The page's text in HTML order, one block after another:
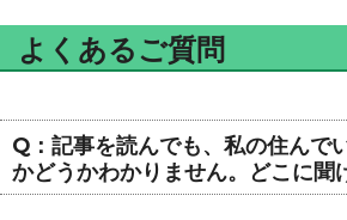
よくあるご質問
Q：記事を読んでも、私の住んで
かどうかわかりません。どこに聞